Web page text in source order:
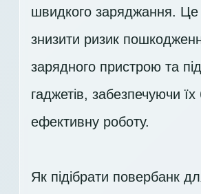
швидкого заряджання.
знизити ризик
зарядного пристрою та
гаджетів, забезпечуючи
ефективну роботу.
Як підібрати повербанк